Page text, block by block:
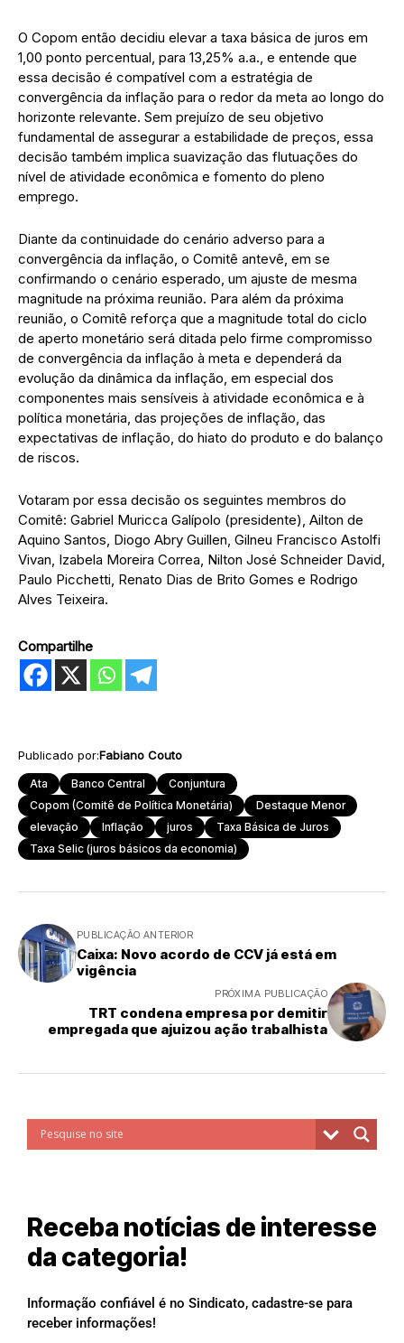
O Copom então decidiu elevar a taxa básica de juros em
1,00 ponto percentual, para 13,25% a.a., e entende que
essa decisão é compatível com a estratégia de
convergência da inflação para o redor da meta ao longo do
horizonte relevante. Sem prejuízo de seu objetivo
fundamental de assegurar a estabilidade de preços, essa
decisão também implica suavização das flutuações do
nível de atividade econômica e fomento do pleno
emprego.
Diante da continuidade do cenário adverso para a
convergência da inflação, o Comitê antevê, em se
confirmando o cenário esperado, um ajuste de mesma
magnitude na próxima reunião. Para além da próxima
reunião, o Comitê reforça que a magnitude total do ciclo
de aperto monetário será ditada pelo firme compromisso
de convergência da inflação à meta e dependerá da
evolução da dinâmica da inflação, em especial dos
componentes mais sensíveis à atividade econômica e à
política monetária, das projeções de inflação, das
expectativas de inflação, do hiato do produto e do balanço
de riscos.
Votaram por essa decisão os seguintes membros do
Comitê: Gabriel Muricca Galípolo (presidente), Ailton de
Aquino Santos, Diogo Abry Guillen, Gilneu Francisco Astolfi
Vivan, Izabela Moreira Correa, Nilton José Schneider David,
Paulo Picchetti, Renato Dias de Brito Gomes e Rodrigo
Alves Teixeira.
Compartilhe
Publicado por:Fabiano Couto
Ata Banco Central
Conjuntura
Copom (Comitê de Política Monetária)
Destaque Menor
elevação
Inflação juros
Taxa Básica de Juros
Taxa Selic (juros básicos da economia)
PUBLICAÇÃO ANTERIOR
Caixa: Novo acordo de CCV já está em
vigência
PRÓXIMA PUBLICAÇÃO
TRT condena empresa por demitir
empregada que ajuizou ação trabalhista
Receba notícias de interesse
da categoria!
Informação confiável é no Sindicato, cadastre-se para
receber informações!